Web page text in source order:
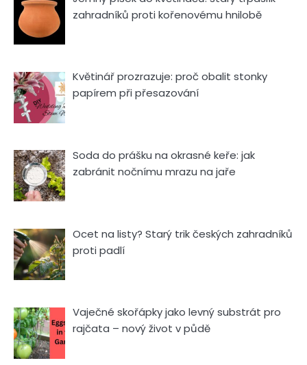
zahradníků proti kořenovému hnilobě
Květinář prozrazuje: proč obalit stonky
papírem při přesazování
Soda do prášku na okrasné keře: jak
zabránit nočnímu mrazu na jaře
Ocet na listy? Starý trik českých zahradníků
proti padlí
Vaječné skořápky jako levný substrát pro
rajčata – nový život v půdě